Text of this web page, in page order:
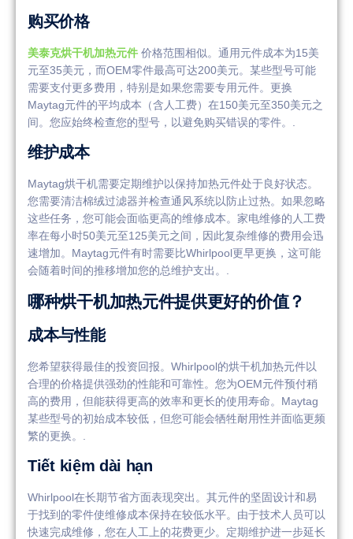
购买价格
美泰克烘干机加热元件 价格范围相似。通用元件成本为15美
元至35美元，而OEM零件最高可达200美元。某些型号可能
需要支付更多费用，特别是如果您需要专用元件。更换
Maytag元件的平均成本（含人工费）在150美元至350美元之
间。您应始终检查您的型号，以避免购买错误的零件。.
维护成本
Maytag烘干机需要定期维护以保持加热元件处于良好状态。
您需要清洁棉绒过滤器并检查通风系统以防止过热。如果忽略
这些任务，您可能会面临更高的维修成本。家电维修的人工费
率在每小时50美元至125美元之间，因此复杂维修的费用会迅
速增加。Maytag元件有时需要比Whirlpool更早更换，这可能
会随着时间的推移增加您的总维护支出。.
哪种烘干机加热元件提供更好的价值？
成本与性能
您希望获得最佳的投资回报。Whirlpool的烘干机加热元件以
合理的价格提供强劲的性能和可靠性。您为OEM元件预付稍
高的费用，但能获得更高的效率和更长的使用寿命。Maytag
某些型号的初始成本较低，但您可能会牺牲耐用性并面临更频
繁的更换。.
Tiết kiệm dài hạn
Whirlpool在长期节省方面表现突出。其元件的坚固设计和易
于找到的零件使维修成本保持在较低水平。由于技术人员可以
快速完成维修，您在人工上的花费更少。定期维护进一步延长